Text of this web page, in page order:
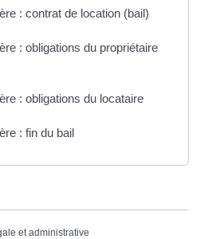
: contrat de location (bail)
: obligations du propriétaire
: obligations du locataire
: fin du bail
et administrative